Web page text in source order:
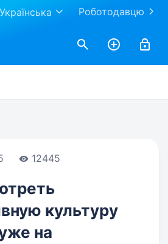
Роботодавцю
Українська
12445
культуру
на